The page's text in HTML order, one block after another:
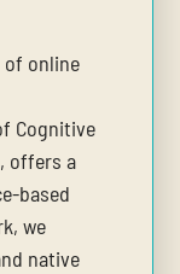
of online
Cognitive
offers a
based
we
native